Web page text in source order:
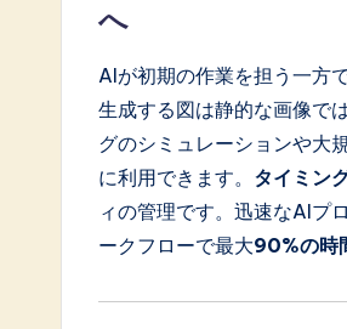
へ
AIが初期の作業を担う一方
生成する図は静的な画像では
グのシミュレーションや大
に利用できます。 タイミン
ィの管理です。迅速なAIプ
ークフローで最大90%の時